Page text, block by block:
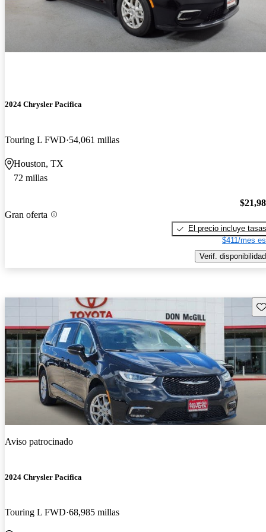
2024 Chrysler Pacifica
Touring L FWD 54,061 millas
Houston, TX
72 millas
Gran oferta
El precio incluye tasas
$411/mes
Verif. disponibilidad
Aviso patrocinado
2024 Chrysler Pacifica
Touring L FWD 68,985 millas